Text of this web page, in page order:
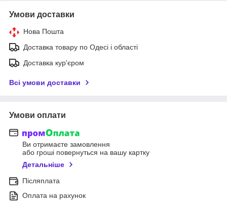
Умови доставки
Нова Пошта
Доставка товару по Одесі і області
Доставка кур'єром
Всі умови доставки
Умови оплати
Ви отримаєте замовлення
або гроші повернуться на вашу картку
Детальніше
Післяплата
Оплата на рахунок